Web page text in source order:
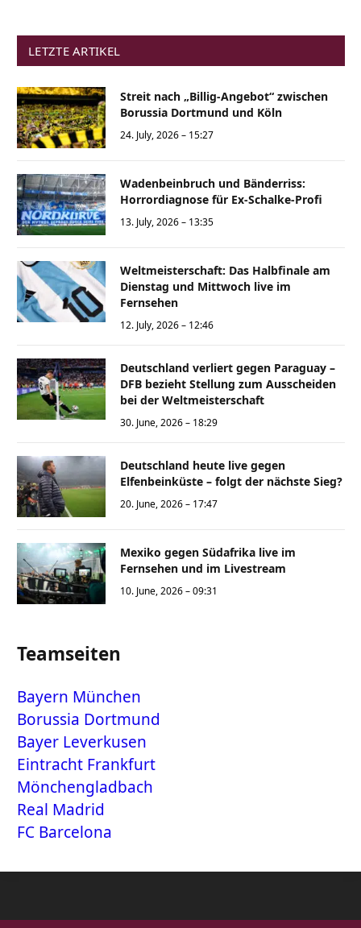
LETZTE ARTIKEL
Streit nach „Billig-Angebot“ zwischen
Borussia Dortmund und Köln
24. July, 2026 – 15:27
Wadenbeinbruch und Bänderriss:
Horrordiagnose für Ex-Schalke-Profi
13. July, 2026 – 13:35
Weltmeisterschaft: Das Halbfinale am
Dienstag und Mittwoch live im
Fernsehen
12. July, 2026 – 12:46
Deutschland verliert gegen Paraguay –
DFB bezieht Stellung zum Ausscheiden
bei der Weltmeisterschaft
30. June, 2026 – 18:29
Deutschland heute live gegen
Elfenbeinküste – folgt der nächste Sieg?
20. June, 2026 – 17:47
Mexiko gegen Südafrika live im
Fernsehen und im Livestream
10. June, 2026 – 09:31
Teamseiten
Bayern München
Borussia Dortmund
Bayer Leverkusen
Eintracht Frankfurt
Mönchengladbach
Real Madrid
FC Barcelona